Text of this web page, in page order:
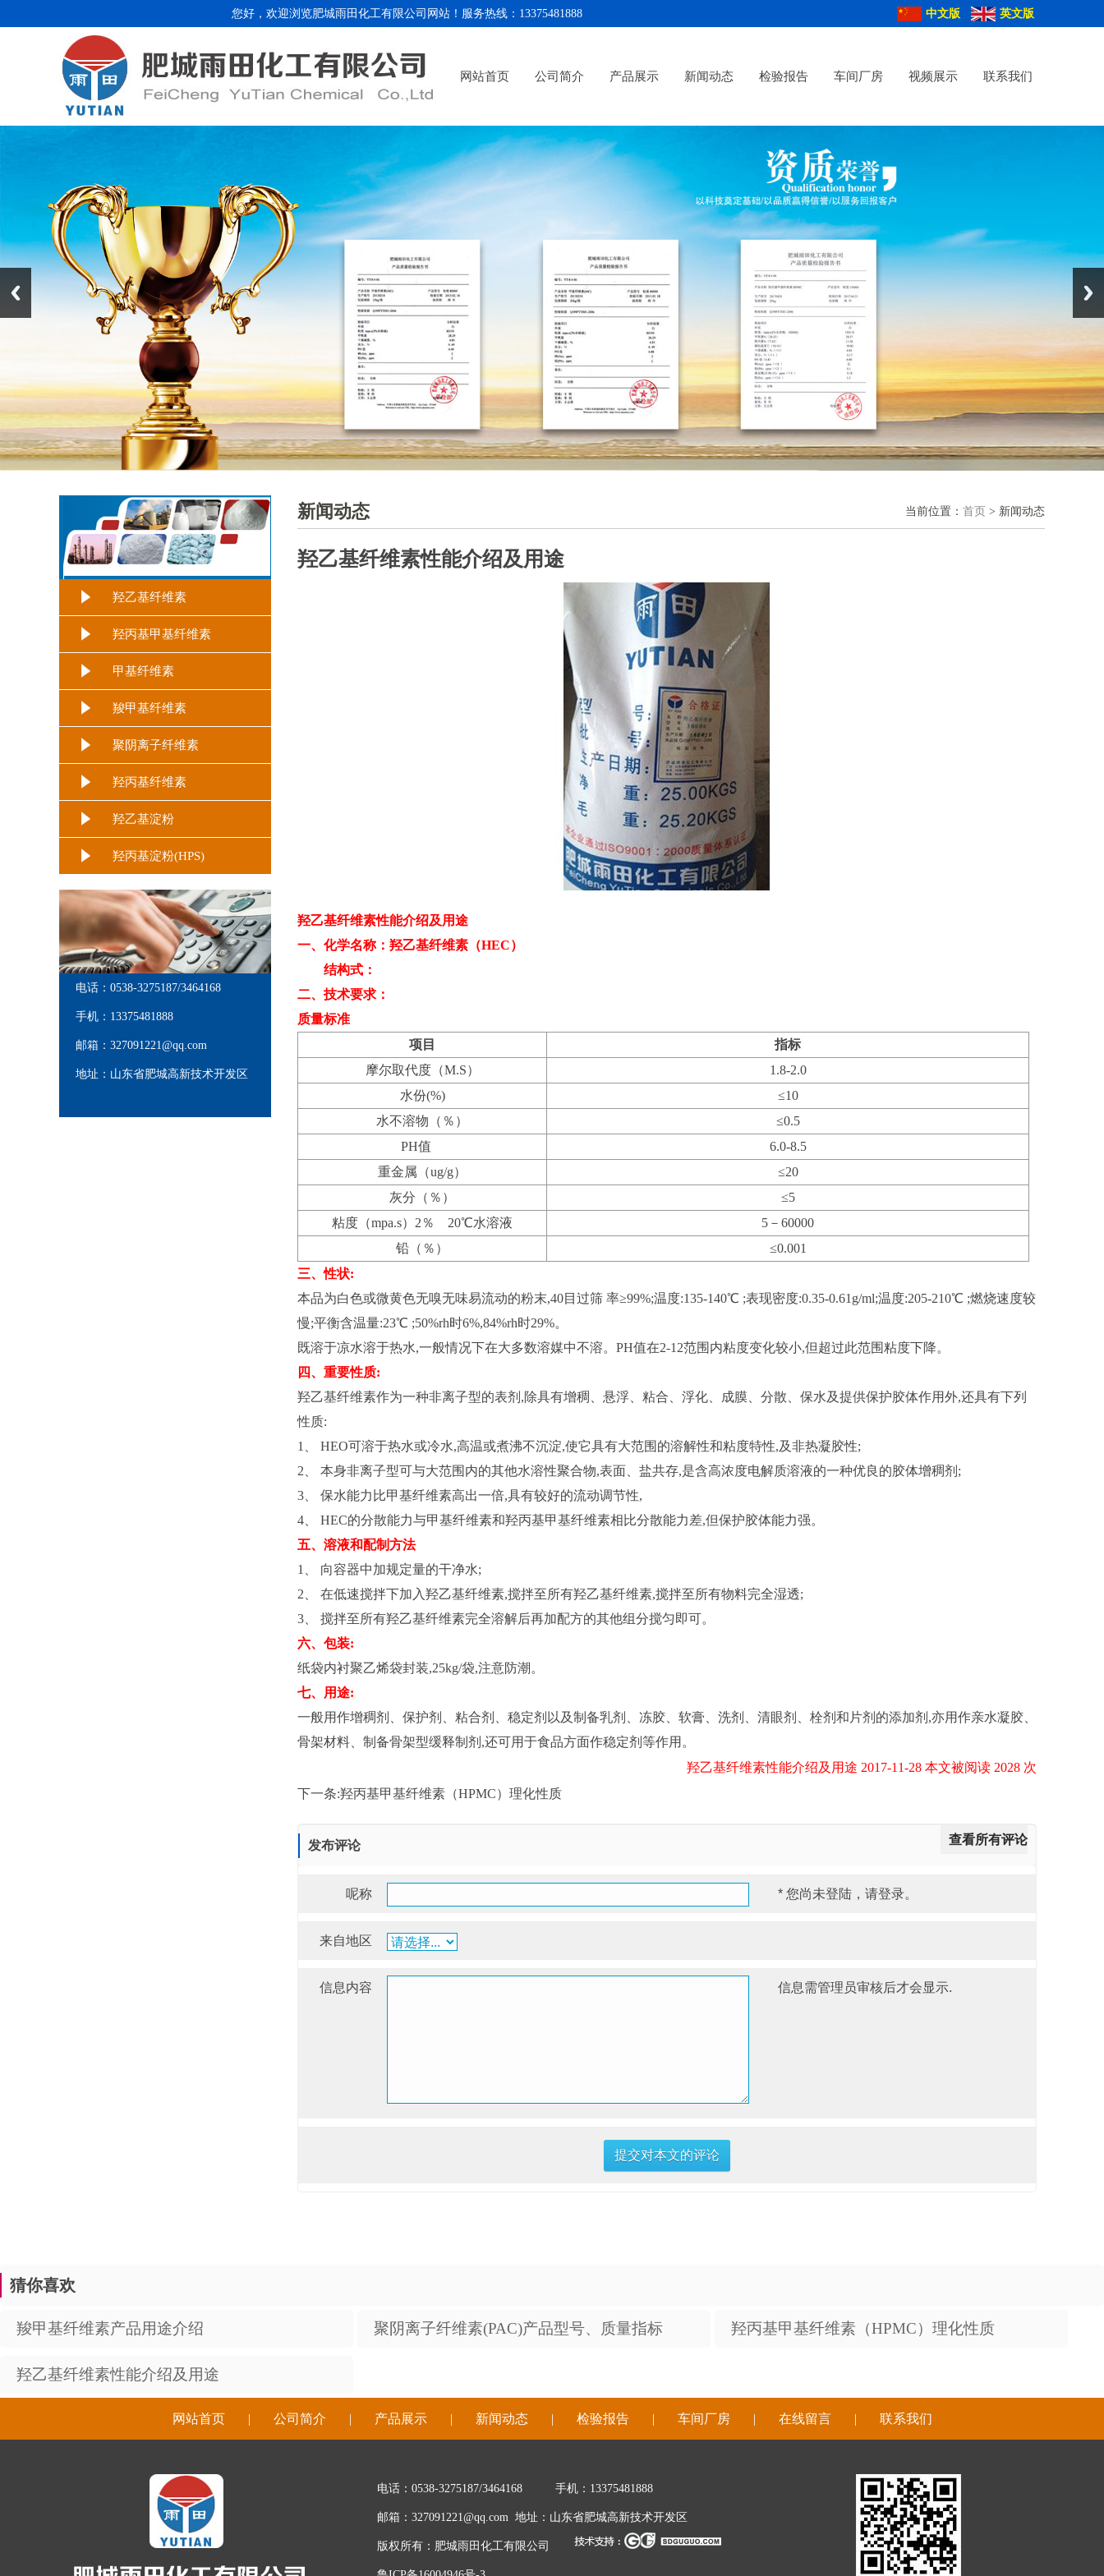
您好，欢迎浏览肥城雨田化工有限公司网站！服务热线：13375481888 中文版 英文版
网站首页 公司简介 产品展示 新闻动态 检验报告 车间厂房 视频展示 联系我们
羟乙基纤维素
羟丙基甲基纤维素
甲基纤维素
羧甲基纤维素
聚阴离子纤维素
羟丙基纤维素
羟乙基淀粉
羟丙基淀粉(HPS)
电话：0538-3275187/3464168
手机：13375481888
邮箱：327091221@qq.com
地址：山东省肥城高新技术开发区
新闻动态 当前位置： 首页 > 新闻动态
羟乙基纤维素性能介绍及用途
羟乙基纤维素性能介绍及用途
一、化学名称：羟乙基纤维素（HEC）
结构式：
二、技术要求：
质量标准
项目
指标
摩尔取代度（M.S）
1.8-2.0
水份(%)
≤10
水不溶物（％）
≤0.5
PH值
6.0-8.5
重金属（ug/g）
≤20
灰分（％）
≤5
粘度（mpa.s）2％ 20℃水溶液
5－60000
铅（％）
≤0.001
三、性状:
本品为白色或微黄色无嗅无味易流动的粉末,40目过筛 率≥99%;温度:135-140℃ ;表现密度:0.35-0.61g/ml;温度:205-210℃ ;燃烧速度较
慢;平衡含温量:23℃ ;50%rh时6%,84%rh时29%。
既溶于凉水溶于热水,一般情况下在大多数溶媒中不溶。PH值在2-12范围内粘度变化较小,但超过此范围粘度下降。
四、重要性质:
羟乙基纤维素作为一种非离子型的表剂,除具有增稠、悬浮、粘合、浮化、成膜、分散、保水及提供保护胶体作用外,还具有下列
性质:
1、 HEO可溶于热水或冷水,高温或煮沸不沉淀,使它具有大范围的溶解性和粘度特性,及非热凝胶性;
2、 本身非离子型可与大范围内的其他水溶性聚合物,表面、盐共存,是含高浓度电解质溶液的一种优良的胶体增稠剂;
3、 保水能力比甲基纤维素高出一倍,具有较好的流动调节性,
4、 HEC的分散能力与甲基纤维素和羟丙基甲基纤维素相比分散能力差,但保护胶体能力强。
五、溶液和配制方法
1、 向容器中加规定量的干净水;
2、 在低速搅拌下加入羟乙基纤维素,搅拌至所有羟乙基纤维素,搅拌至所有物料完全湿透;
3、 搅拌至所有羟乙基纤维素完全溶解后再加配方的其他组分搅匀即可。
六、包装:
纸袋内衬聚乙烯袋封装,25kg/袋,注意防潮。
七、用途:
一般用作增稠剂、保护剂、粘合剂、稳定剂以及制备乳剂、冻胶、软膏、洗剂、清眼剂、栓剂和片剂的添加剂,亦用作亲水凝胶、
骨架材料、制备骨架型缓释制剂,还可用于食品方面作稳定剂等作用。
羟乙基纤维素性能介绍及用途 2017-11-28 本文被阅读 2028 次
下一条:羟丙基甲基纤维素（HPMC）理化性质
发布评论 查看所有评论
呢称 *您尚未登陆，请登录。
来自地区
信息内容 信息需管理员审核后才会显示.
猜你喜欢
羧甲基纤维素产品用途介绍 聚阴离子纤维素(PAC)产品型号、质量指标 羟丙基甲基纤维素（HPMC）理化性质
羟乙基纤维素性能介绍及用途
网站首页| 公司简介 | 产品展示| 新闻动态| 检验报告| 车间厂房| 在线留言| 联系我们
电话：0538-3275187/3464168 手机：13375481888
邮箱：327091221@qq.com 地址：山东省肥城高新技术开发区
版权所有：肥城雨田化工有限公司